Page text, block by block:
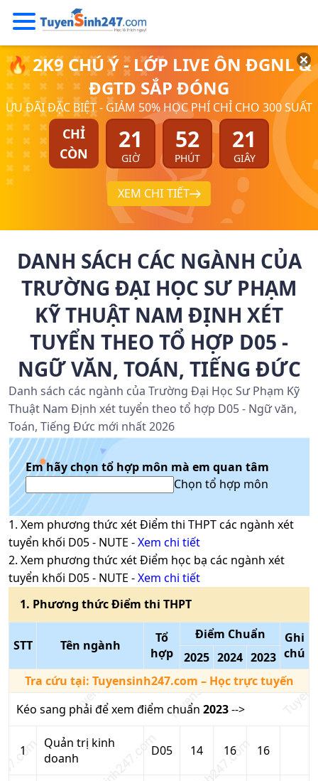
🔥 2K9 CHÚ Ý - LỚP LIVE ÔN ĐGNL &
ĐGTD SẮP ĐÓNG
ƯU ĐÃI ĐẶC BIỆT - GIẢM 50% HỌC PHÍ CHỈ CHO 300 SUẤT
CHỈ
CÒN
21
GIỜ
52
PHÚT
20
GIÂY
XEM CHI TIẾT
DANH SÁCH CÁC NGÀNH CỦA
TRƯỜNG ĐẠI HỌC SƯ PHẠM
KỸ THUẬT NAM ĐỊNH XÉT
TUYỂN THEO TỔ HỢP D05 -
NGỮ VĂN, TOÁN, TIẾNG ĐỨC
Danh sách các ngành của Trường Đại Học Sư Phạm Kỹ
Thuật Nam Định xét tuyển theo tổ hợp D05 - Ngữ văn,
Toán, Tiếng Đức mới nhất 2026
Em hãy chọn tổ hợp môn mà em quan tâm
Chọn tổ hợp môn
1. Xem phương thức xétĐiểm thi THPTcác ngành xét
tuyển khối D05- NUTE -Xem chi tiết
2. Xem phương thức xétĐiểm học bạ các ngành xét
tuyển khối D05- NUTE -Xem chi tiết
1. Phương thứcĐiểm thi THPT
STT Tên ngành
Tổ
hợp
Điểm Chuẩn
Ghi
chú
2025 2024 2023
Tra cứu tại: Tuyensinh247.com – Học trực tuyến
Kéo sang phải để xem điểm chuẩn 2023-->
1
Quản trị kinh
doanh
D05 14 16 16